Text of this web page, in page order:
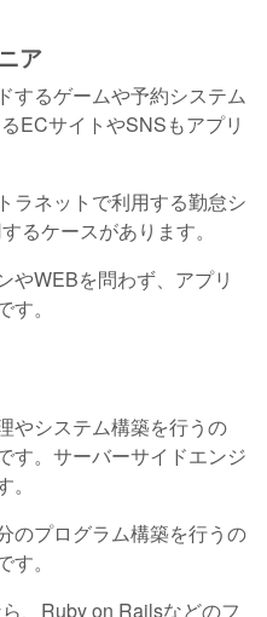
ア
するゲームや予約システム
ECサイトやSNSもアプリ
ラネットで利用する勤怠シ
るケースがあります。
やWEBを問わず、アプリ
。
やシステム構築を行うの
す。サーバーサイドエンジ
のプログラム構築を行うの
。
、Ruby on Railsなどのフ